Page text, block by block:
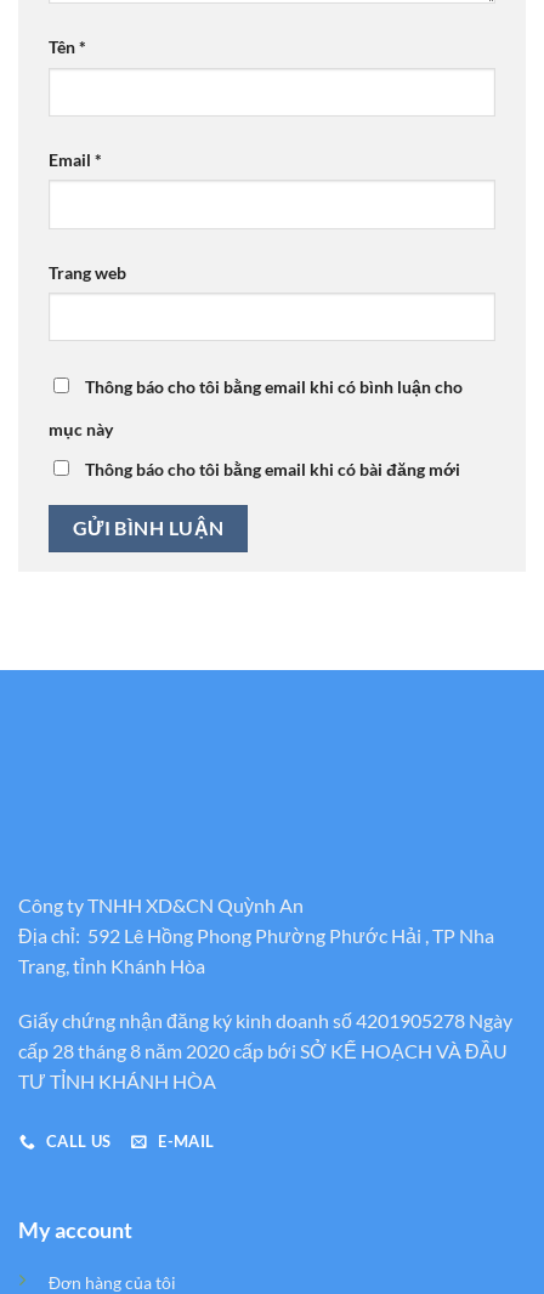
Tên*
Email *
Trang web
Thông báo cho tôi bằng email khi có bình luận cho
mục này
Thông báo cho tôi bằng email khi có bài đăng mới
Công ty TNHH XD&CN Quỳnh An
Địa chỉ: 592 Lê Hồng Phong Phường Phước Hải , TP Nha
Trang, tỉnh Khánh Hòa
Giấy chứng nhận đăng ký kinh doanh số 4201905278 Ngày
cấp 28 tháng 8 năm 2020 cấp bới SỞ KẾ HOẠCH VÀ ĐẦU
TƯ TỈNH KHÁNH HÒA
CALL US E-MAIL
My account
Đơn hàng của tôi